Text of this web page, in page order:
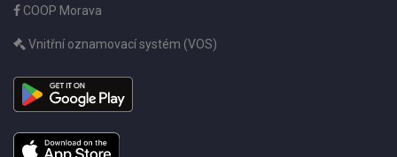
COOP Morava
Vnitřní oznamovací systém (VOS)